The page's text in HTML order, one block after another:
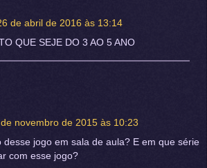
de abril de 2016 às 13:14
QUE SEJE DO 3 AO 5 ANO
novembro de 2015 às 10:23
desse jogo em sala de aula? E em que série
com esse jogo?